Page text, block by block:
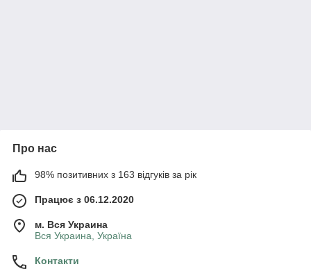
Про нас
98% позитивних з 163 відгуків за рік
Працює з 06.12.2020
м. Вся Украина
Вся Украина, Україна
Контакти